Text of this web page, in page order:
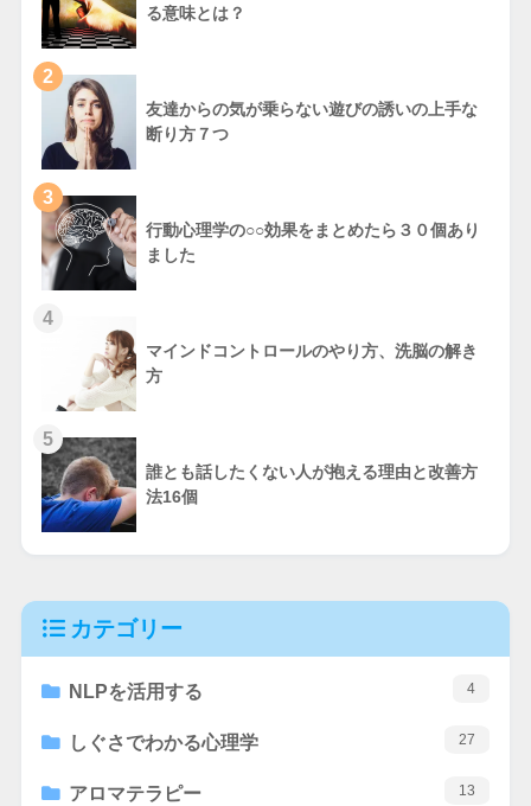
る意味とは？
2
友達からの気が乗らない遊びの誘いの上手な
断り方７つ
3
行動心理学の○○効果をまとめたら３０個あり
ました
4
マインドコントロールのやり方、洗脳の解き
方
5
誰とも話したくない人が抱える理由と改善方
法16個
カテゴリー
NLPを活用する 4
しぐさでわかる心理学 27
アロマテラピー 13